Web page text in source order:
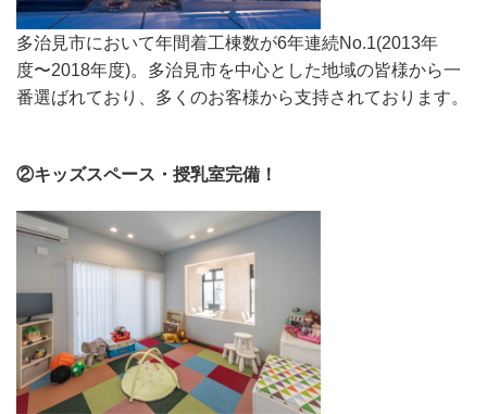
多治見市において年間着工棟数が6年連続No.1(2013年
度〜2018年度)。多治見市を中心とした地域の皆様から一
番選ばれており、多くのお客様から支持されております。
②キッズスペース・授乳室完備！